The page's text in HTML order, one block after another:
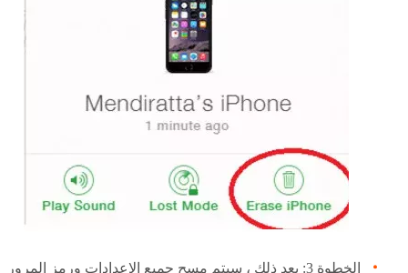
الخطوة 3: بعد ذلك ، سيتم مسح جميع الإعدادات ورمز المرور